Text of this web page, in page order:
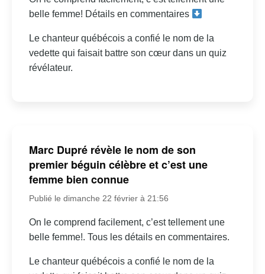
belle femme! Détails en commentaires
Le chanteur québécois a confié le nom de la
vedette qui faisait battre son cœur dans un quiz
révélateur.
Marc Dupré révèle le nom de son
premier béguin célèbre et c’est une
femme bien connue
Publié le dimanche 22 février à 21:56
On le comprend facilement, c’est tellement une
belle femme!. Tous les détails en commentaires.
Le chanteur québécois a confié le nom de la